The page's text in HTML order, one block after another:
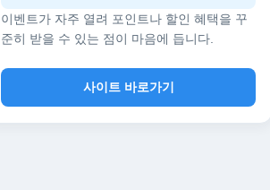
이벤트가 자주 열려 포인트나 할인 혜택을 꾸
준히 받을 수 있는 점이 마음에 듭니다.
사이트 바로가기